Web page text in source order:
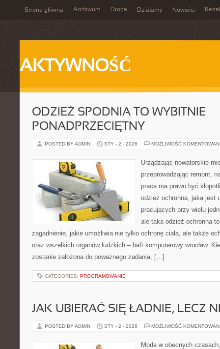
Strona główna Archiwum Droga Działamy Nowości
AKTYWNOŚĆ
ODZIEŻ SPODNIA TO WYBITNIE
PONADPRZECIĘTNY
POSTED BY ADMIN STY - 2 - 2026 MOŻLIWOŚĆ
Urządzając nowatorskie
przeprowadzając remont,
praca ma prawo być
odzież ochronna, jaka jest
pracujących przy wielu
ale taka odzież ochronna
zagadnienie, jakie umożliwia nie tylko ochronę ciała, ale także
oraz wszelkich organów ludzkich – haft komputerowy wrocław.
zostanie założona do poważnego zadania, […]
CATEGORIES: PROGRAMOWANIE
JAK UBIERAĆ SIĘ ŁADNIE, LECZ
POSTED BY ADMIN STY - 2 - 2026 MOŻLIWOŚĆ
Moda w obecnych